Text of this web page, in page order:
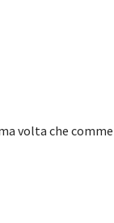
volta che